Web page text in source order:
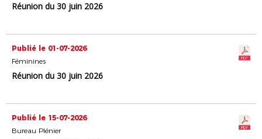
Réunion du 30 juin 2026
Publié le 01-07-2026
Féminines
Réunion du 30 juin 2026
Publié le 15-07-2026
Bureau Plénier